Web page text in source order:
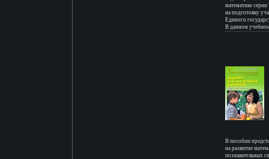
математике
на подготовку
Единого
В данном учебном
школы учителей
Шестаков Петр
В пособии
на развитие
познавательных